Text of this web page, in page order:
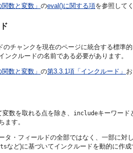
数と変数」 のeval()に関する項を参照して
のチャンクを現在のページに統合する標準
ンクルードの名前である必要があります。
数と変数」 の第3.3.1項「インクルード」
数を取れる点を除き、 includeキーワード
ます。
タ・フィールドの全部ではなく、一部に
など)に基づいてインクルードを動的に作